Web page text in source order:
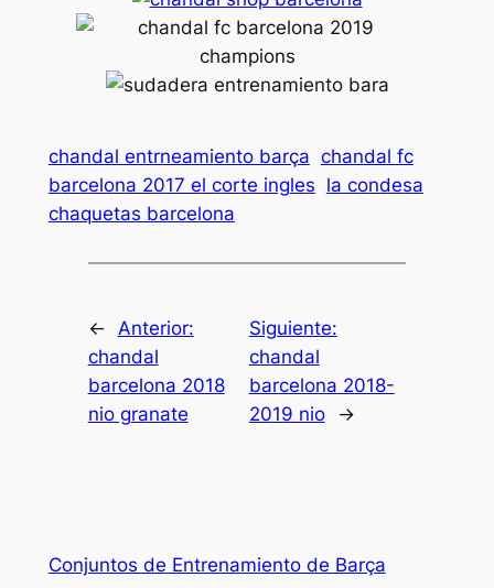
chandal entrneamiento barça chandal fc
barcelona 2017 el corte ingles la condesa
chaquetas barcelona
←
Anterior:
chandal
barcelona 2018
nio granate
Siguiente:
chandal
barcelona 2018-
2019 nio
→
Conjuntos de Entrenamiento de Barça